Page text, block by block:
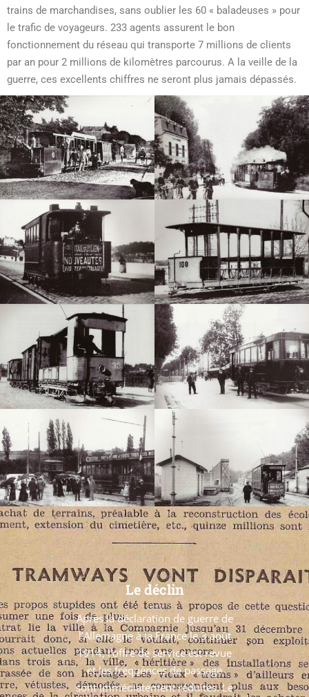
trains de marchandises, sans oublier les 60 « baladeuses » pour
le trafic de voyageurs. 233 agents assurent le bon
fonctionnement du réseau qui transporte 7 millions de clients
par an pour 2 millions de kilomètres parcourus. A la veille de la
guerre, ces excellents chiffres ne seront plus jamais dépassés.
Le déclin
Après la déclaration de guerre de
l’Allemagne à la France le 3 août
1914, l’offre de service est revue
et les fréquences de passage
sont immédiatement réduites. Le